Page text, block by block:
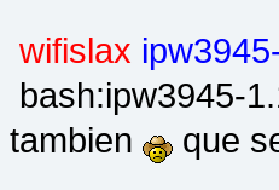
wifislax
bash:ipw3945-
tambien
que